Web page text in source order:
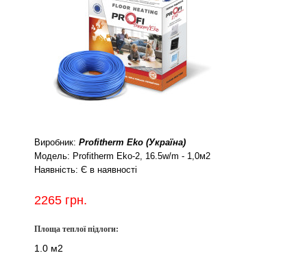
Виробник: Profitherm Eko (Україна)
Модель: Profitherm Eko-2, 16.5w/m - 1,0м2
Наявність: Є в наявності
2265 грн.
Площа теплої підлоги:
1.0 м2